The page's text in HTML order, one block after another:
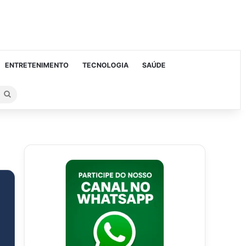
ENTRETENIMENTO TECNOLOGIA SAÚDE
por